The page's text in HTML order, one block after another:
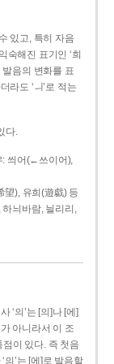
있고, 특히 자음
숙해진 표기인 ‘희
발음의 변화를 표
라도 ‘ㅢ’로 적는
다.
: 씌어(←쓰이어),
望), 유희(遊戱) 등
하늬바람, 늴리리,
‘의’는 [의]나 [에]
아니라서 이 조
점이 있다. 즉 첫음
의’는 [에]로 발음할